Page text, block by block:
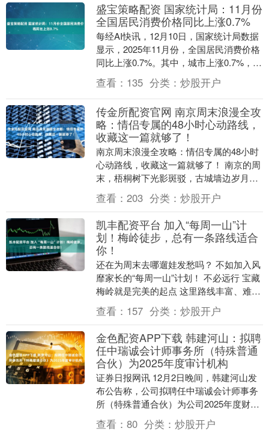
盛宝策略配资 国家统计局：11月份
全国居民消费价格同比上涨0.7%
每经AI快讯，12月10日，国家统计局数据
显示，2025年11月份，全国居民消费价格
同比上涨0.7%。其中，城市上涨0.7%，农
村上涨0.4%；食品价格上涨0.....
查看： 135 分类： 炒股开户
传金所配资官网 南京周末浪漫全攻
略：情侣专属的48小时心动路线，
收藏这一篇就够了！
南京周末浪漫全攻略：情侣专属的48小时
心动路线，收藏这一篇就够了！ 南京的周
末，梧桐树下光影斑驳，古城墙边岁月温
柔，总能让情侣的相处时光变得格外浪
漫。很多朋友问....
查看： 203 分类： 炒股开户
凯丰配资平台 加入“每周一山”计
划！梅岭徒步，总有一条路线适合
你！
还在为周末去哪遛娃发愁吗？ 不如加入风
靡家长的“每周一山”计划！ 不必远行 宝藏
梅岭就是完美的起点 这里路线丰富、难度
各异 无论是初次尝试的亲子家庭 还是渴望
挑....
查看： 157 分类： 炒股开户
金色配资APP下载 韩建河山：拟聘
任中瑞诚会计师事务所（特殊普通
合伙）为2025年度审计机构
证券日报网讯 12月2日晚间，韩建河山发
布公告称，公司拟聘任中瑞诚会计师事务
所（特殊普通合伙）为公司2025年度财务
报告及内部控制审计机构，原聘任的信永
中和会计....
查看： 80 分类： 炒股开户